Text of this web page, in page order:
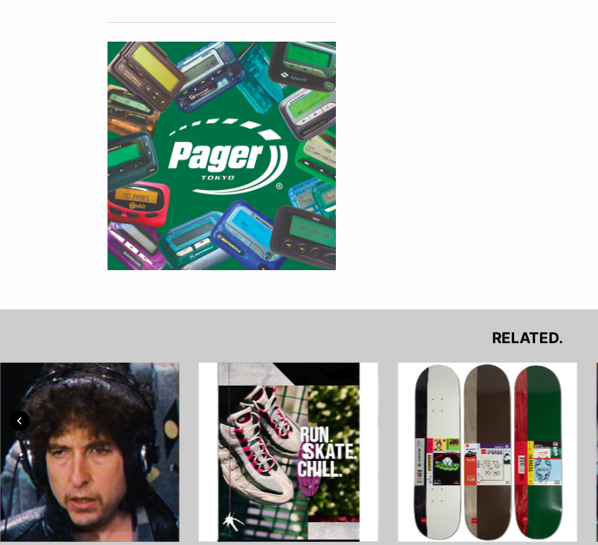
RELATED.